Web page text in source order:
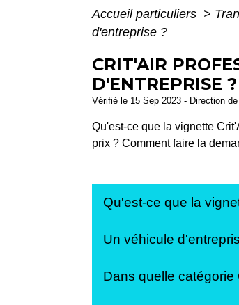
Accueil particuliers >
d'entreprise ?
CRIT'AIR
D'ENTREPRISE ?
Vérifié le 15 Sep 2023 - Direction
Qu'est-ce que la vignette
prix ? Comment faire la
Qu'est-ce que la
Un véhicule
Dans quelle